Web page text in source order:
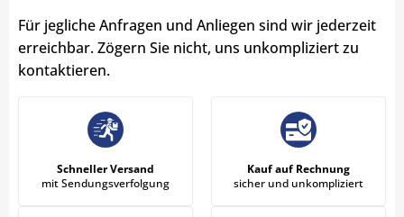
Für jegliche Anfragen und Anliegen sind wir jederzeit
erreichbar. Zögern Sie nicht, uns unkompliziert zu
kontaktieren.
Schneller Versand
mit Sendungsverfolgung
Kauf auf Rechnung
sicher und unkompliziert